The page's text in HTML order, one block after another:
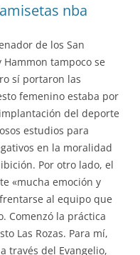
nba
de los San
tampoco se
sí portaron las
femenino estaba por
del deporte
estudios para
en la moralidad
Por otro lado, el
«mucha emoción y
al equipo que
Comenzó la práctica
Las Rozas. Para mí,
través del Evangelio,